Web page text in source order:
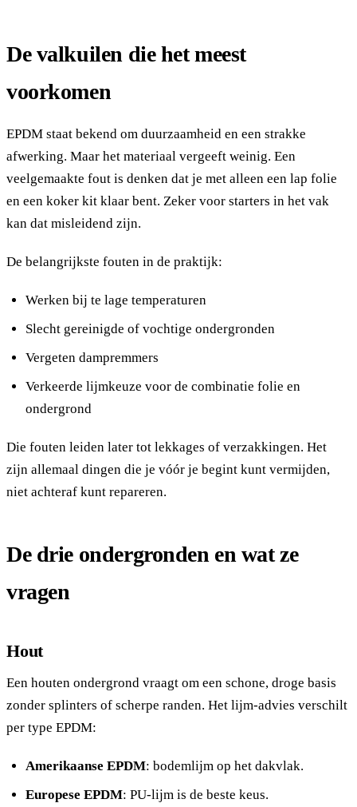
De valkuilen die het meest
voorkomen
EPDM staat bekend om duurzaamheid en een strakke
afwerking. Maar het materiaal vergeeft weinig. Een
veelgemaakte fout is denken dat je met alleen een lap folie
en een koker kit klaar bent. Zeker voor starters in het vak
kan dat misleidend zijn.
De belangrijkste fouten in de praktijk:
Werken bij te lage temperaturen
Slecht gereinigde of vochtige ondergronden
Vergeten dampremmers
Verkeerde lijmkeuze voor de combinatie folie en
ondergrond
Die fouten leiden later tot lekkages of verzakkingen. Het
zijn allemaal dingen die je vóór je begint kunt vermijden,
niet achteraf kunt repareren.
De drie ondergronden en wat ze
vragen
Hout
Een houten ondergrond vraagt om een schone, droge basis
zonder splinters of scherpe randen. Het lijm-advies verschilt
per type EPDM:
Amerikaanse EPDM: bodemlijm op het dakvlak.
Europese EPDM: PU-lijm is de beste keus.